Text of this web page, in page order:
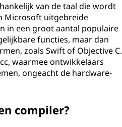
van de taal die wordt
Microsoft uitgebreide
in een groot aantal populaire
functies, maar dan
zoals Swift of Objective C.
waarmee ontwikkelaars
ongeacht de hardware-
compiler?